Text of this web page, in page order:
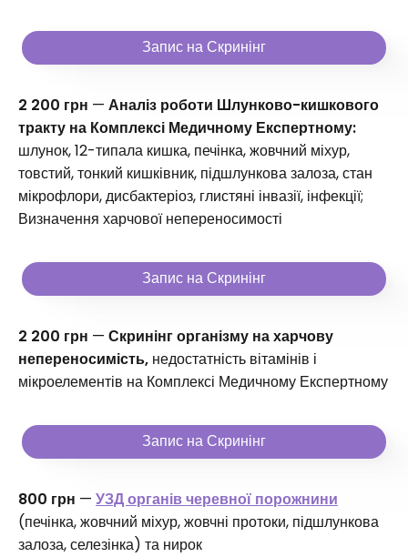
Запис на Скринінг
2 200 грн — Аналіз роботи Шлунково-кишкового
тракту на Комплексі Медичному Експертному:
шлунок, 12-типала кишка, печінка, жовчний міхур,
товстий, тонкий кишківник, підшлункова залоза, стан
мікрофлори, дисбактеріоз, глистяні інвазії, інфекції;
Визначення харчової непереносимості
Запис на Скринінг
2 200 грн — Скринінг організму на харчову
непереносимість, недостатність вітамінів і
мікроелементів на Комплексі Медичному Експертному
Запис на Скринінг
800 грн — УЗД органів черевної порожнини
(печінка, жовчний міхур, жовчні протоки, підшлункова
залоза, селезінка) та нирок